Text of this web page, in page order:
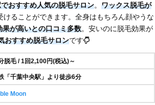
おすすめ人気の脱毛サロン。 ワックス脱毛が
けることができます。全身はもちろん顔やうな
が高いとの口コミ多数。安いのに脱毛効果が
おすすめ脱毛サロンです
脱毛 / 1回2,100円(税込)～
「千葉中央駅」より徒歩6分
Moon